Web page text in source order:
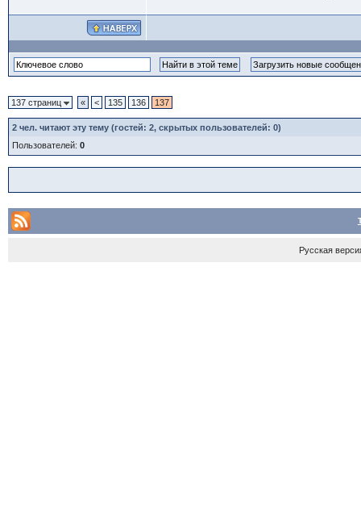
137 страниц « < 135 136 137
2чел. читают эту тему (гостей: 2, скрытых пользователей: 0)
Пользователей: 0
Русская